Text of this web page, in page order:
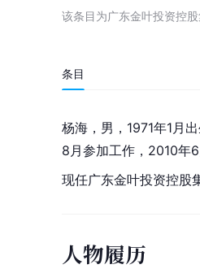
该条目为广东金叶投资控
条目
杨海，男，1971年1月
8月参加工作，2010年
现任广东金叶投资控股
人物履历